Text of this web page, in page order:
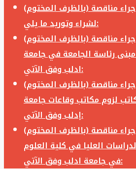
مناقصة (بالظرف المختوم)
لشراء وتوريد ما يلي:
مناقصة (بالظرف المختوم)
رئاسة الجامعة في جامعة
ادلب وفق الآتي:
مناقصة (بالظرف المختوم)
لزوم مكاتب وقاعات جامعة
إدلب وفق الآتي:
مناقصة (بالظرف المختوم)
العليا في كلية العلوم
في جامعة ادلب وفق الآتي: